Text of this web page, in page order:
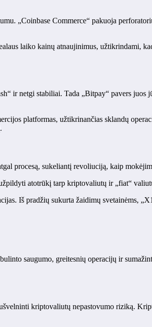
„Coinbase Commerce“ pakuoja
laiko kainų atnaujinimus, užtikrindami,
ir netgi stabiliai. Tada „Bitpay“ pavers
platformas, užtikrinančias sklandų
procesą, sukeliantį revoliuciją, kaip
atotrūkį tarp kriptovaliutų ir „fiat“
Iš pradžių sukurta žaidimų svetainėms,
saugumo, greitesnių operacijų ir
kriptovaliutų nepastovumo riziką.